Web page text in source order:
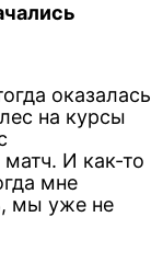
оказалась
на курсы
И как-то
мне
мы уже не